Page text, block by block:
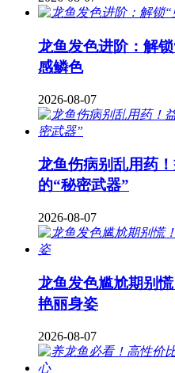
龙鱼发色进阶：解
感鳞色
2026-08-07
龙鱼伤病别乱用药
的“秘密武器”
2026-08-07
龙鱼发色尴尬期别
艳丽身姿
2026-08-07